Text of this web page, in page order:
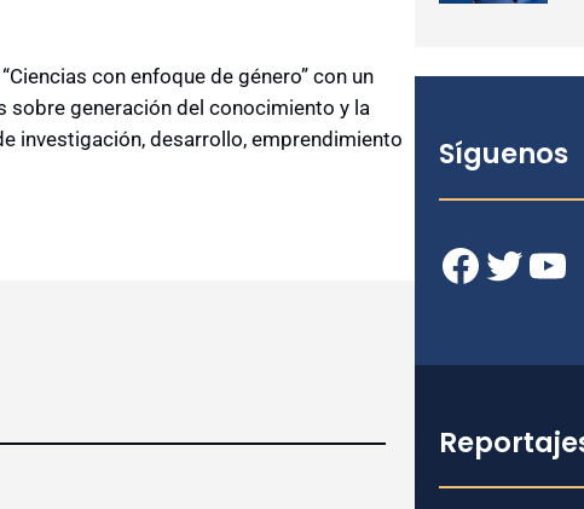
con enfoque de género” con un
generación del conocimiento y la
investigación, desarrollo, emprendimiento
Síguenos
Facebook Twitter YouTube